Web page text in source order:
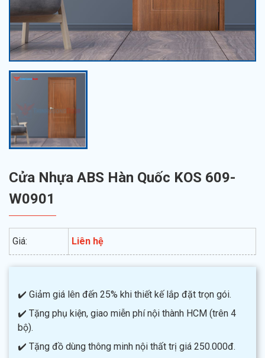
Cửa Nhựa ABS Hàn Quốc KOS 609-
W0901
Giá: Liên hệ
✔️ Giảm giá lên đến 25% khi thiết kế lắp đặt trọn gói.
✔️ Tặng phụ kiện, giao miễn phí nội thành HCM (trên 4
bộ).
✔️ Tặng đồ dùng thông minh nội thất trị giá 250.000đ.